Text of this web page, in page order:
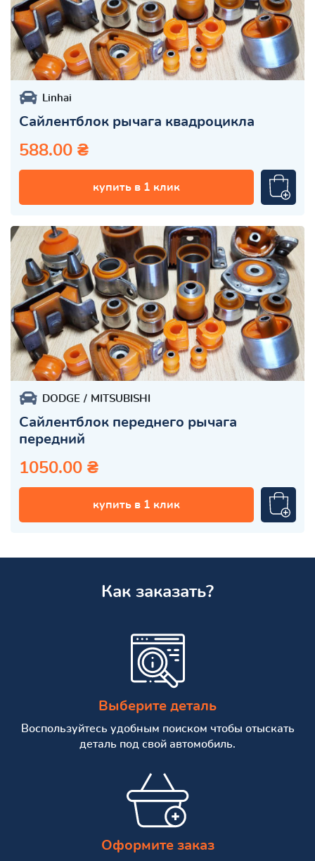
Linhai
Сайлентблок рычага квадроцикла
588.00 ₴
купить в 1 клик
DODGE MITSUBISHI
Сайлентблок переднего рычага
передний
1050.00 ₴
купить в 1 клик
Как заказать?
Выберите деталь
Воспользуйтесь удобным поиском чтобы отыскать
деталь под свой автомобиль.
Оформите заказ